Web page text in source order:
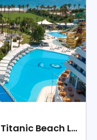
Titanic Deluxe Lara (ex. Titanic Beach Lara)